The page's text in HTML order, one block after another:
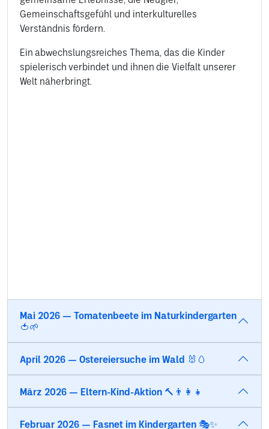
Gemeinschaftsgefühl und interkulturelles
Verständnis fördern.
Ein abwechslungsreiches Thema, das die Kinder
spielerisch verbindet und ihnen die Vielfalt unserer
Welt näherbringt.
Mai 2026 — Tomatenbeete im Naturkindergarten
🍅🌱
April 2026 — Ostereiersuche im Wald 🐰🥚
März 2026 — Eltern-Kind-Aktion 🔨👨‍👩‍👧
Februar 2026 — Fasnet im Kindergarten 🎭✨